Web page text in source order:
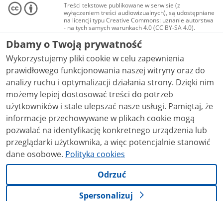
Treści tekstowe publikowane w serwisie (z
wyłączeniem treści audiowizualnych), są udostępniane
na licencji typu Creative Commons: uznanie autorstwa
- na tych samych warunkach 4.0 (CC BY-SA 4.0).
Materiały audiowizualne, w tym zdjęcia, materiały
audio i wideo, są udostępniane na licencji typu
Creative Commons: uznanie autorstwa użycie
niekomercyjne - bez utworów zależnych 4.0 (CC BY-
NC-ND 4.0), o ile nie jest to stwierdzone inaczej.
Dbamy o Twoją prywatność
Wykorzystujemy pliki cookie w celu zapewnienia
prawidłowego funkcjonowania naszej witryny oraz do
analizy ruchu i optymalizacji działania strony. Dzięki nim
możemy lepiej dostosować treści do potrzeb
użytkowników i stale ulepszać nasze usługi. Pamiętaj, że
informacje przechowywane w plikach cookie mogą
pozwalać na identyfikację konkretnego urządzenia lub
przeglądarki użytkownika, a więc potencjalnie stanowić
dane osobowe. Polityka cookies
Odrzuć
Spersonalizuj